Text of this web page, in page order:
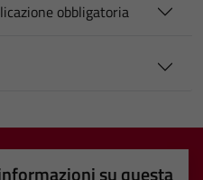
obbligatoria
su questa